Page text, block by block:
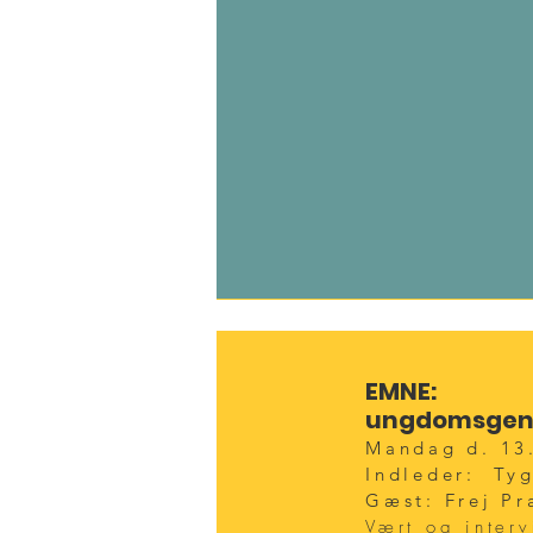
Frej
EMNE:
Mandag d.
Indleder:
Gæst: Frej
Vært og
EMNE:
Mandag d.
Indleder:
Gæst: Frej
Vært og